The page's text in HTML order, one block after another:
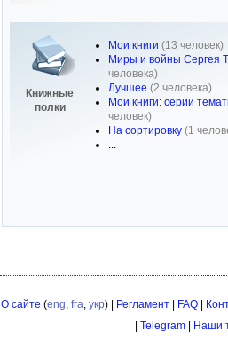
Книжные
полки
Мои книги (13 человек)
Миры и войны Сергея
человека)
Лучшее (2 человека)
Мои книги: серии
человек)
На сортировку (1
...
О сайте (eng, fra, укр) | Регламент| FAQ|
Telegram Наши